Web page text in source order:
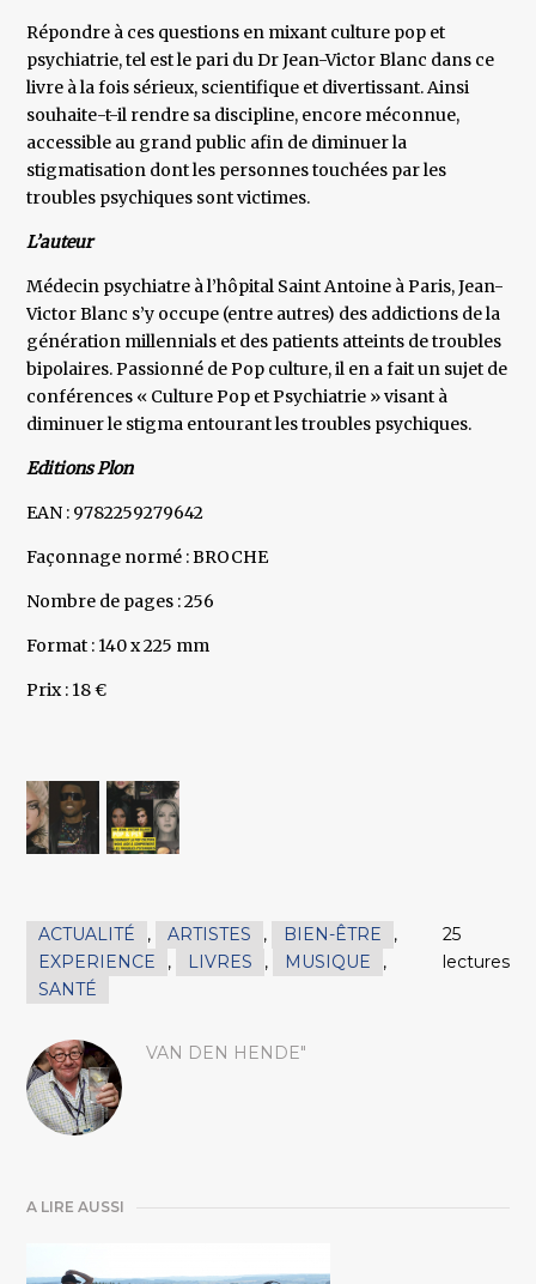
Répondre à ces questions en mixant culture pop et
psychiatrie, tel est le pari du Dr Jean-Victor Blanc dans ce
livre à la fois sérieux, scientifique et divertissant. Ainsi
souhaite-t-il rendre sa discipline, encore méconnue,
accessible au grand public afin de diminuer la
stigmatisation dont les personnes touchées par les
troubles psychiques sont victimes.
L’auteur
Médecin psychiatre à l’hôpital Saint Antoine à Paris, Jean-
Victor Blanc s’y occupe (entre autres) des addictions de la
génération millennials et des patients atteints de troubles
bipolaires. Passionné de Pop culture, il en a fait un sujet de
conférences « Culture Pop et Psychiatrie » visant à
diminuer le stigma entourant les troubles psychiques.
Editions Plon
EAN : 9782259279642
Façonnage normé : BROCHE
Nombre de pages : 256
Format : 140 x 225 mm
Prix : 18 €
ACTUALITÉ , ARTISTES , BIEN-ÊTRE
,
EXPERIENCE
, LIVRES , MUSIQUE
,
SANTÉ
25
lectures
VAN DEN HENDE"
A LIRE AUSSI